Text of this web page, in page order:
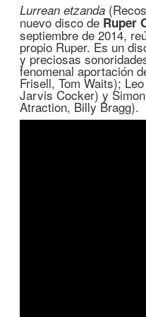
Lurrean etzanda
nuevo disco de Ruper
septiembre de 2014,
propio Ruper. Es un
y preciosas
fenomenal aportación
Frisell, Tom Waits);
Jarvis Cocker) y
Atraction, Billy Bragg).